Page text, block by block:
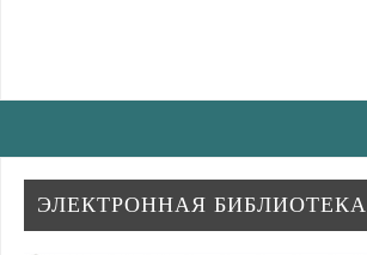
ЭЛЕКТРОННАЯ БИБЛИОТЕКА